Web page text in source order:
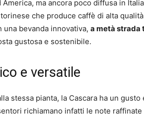
ma ancora poco diffusa in
che produce caffè di alta
una bevanda innovativa, a metà strada
gustosa e sostenibile.
e versatile
stessa pianta, la Cascara ha un
richiamano infatti le note raffinate